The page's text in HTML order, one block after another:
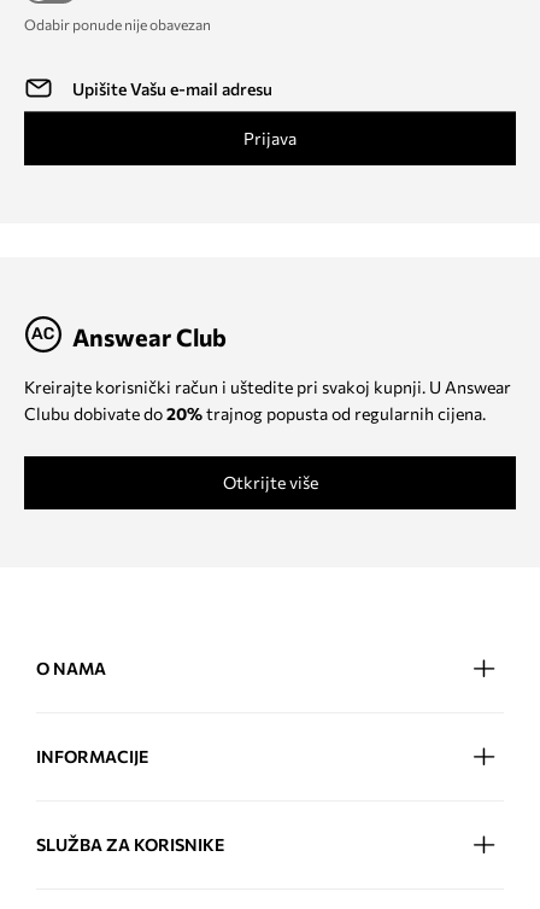
Odabir ponude nije obavezan
Prijava
Answear Club
Kreirajte korisnički račun i uštedite pri svakoj kupnji. U Answear
Clubu dobivate do20%trajnog popusta od regularnih cijena.
Otkrijte više
O NAMA
INFORMACIJE
SLUŽBA ZA KORISNIKE